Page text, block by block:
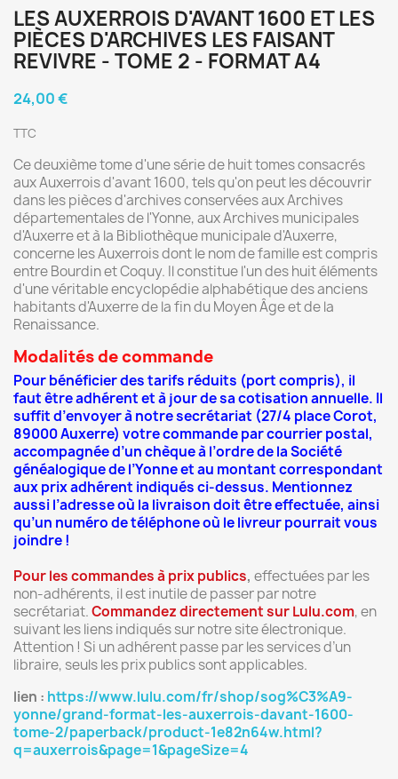
LES AUXERROIS D'AVANT 1600 ET LES
PIÈCES D'ARCHIVES LES FAISANT
REVIVRE - TOME 2 - FORMAT A4
24,00 €
TTC
Ce deuxième tome d'une série de huit tomes consacrés
aux Auxerrois d'avant 1600, tels qu'on peut les découvrir
dans les pièces d'archives conservées aux Archives
départementales de l'Yonne, aux Archives municipales
d'Auxerre et à la Bibliothèque municipale d'Auxerre,
concerne les Auxerrois dont le nom de famille est compris
entre Bourdin et Coquy. Il constitue l'un des huit éléments
d'une véritable encyclopédie alphabétique des anciens
habitants d'Auxerre de la fin du Moyen Âge et de la
Renaissance.
Modalités de commande
Pour bénéficier des tarifs réduits (port compris), il
faut être adhérent et à jour de sa cotisation annuelle. Il
suffit d’envoyer à notre secrétariat (27/4 place Corot,
89000 Auxerre) votre commande par courrier postal,
accompagnée d’un chèque à l’ordre de la Société
généalogique de l’Yonne et au montant correspondant
aux prix adhérent indiqués ci-dessus. Mentionnez
aussi l’adresse où la livraison doit être effectuée, ainsi
qu’un numéro de téléphone où le livreur pourrait vous
joindre !
Pour les commandes à prix publics, effectuées par les
non-adhérents, il est inutile de passer par notre
secrétariat.Commandez directement sur Lulu.com, en
suivant les liens indiqués sur notre site électronique.
Attention ! Si un adhérent passe par les services d’un
libraire, seuls les prix publics sont applicables.
lien : https://www.lulu.com/fr/shop/sog%C3%A9-
yonne/grand-format-les-auxerrois-davant-1600-
tome-2/paperback/product-1e82n64w.html?
q=auxerrois&page=1&pageSize=4